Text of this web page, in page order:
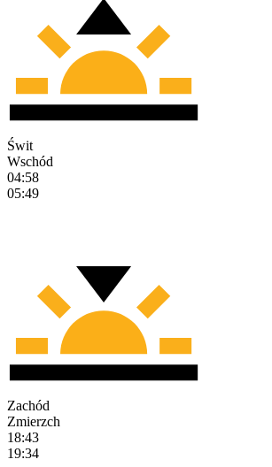
Świt
Wschód
04:58
05:49
Zachód
Zmierzch
18:43
19:34